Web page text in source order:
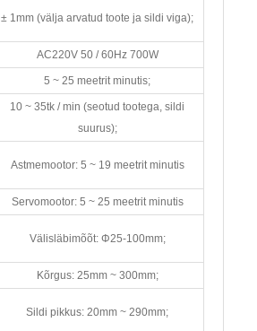
± 1mm (välja arvatud toote ja sildi viga);
AC220V 50 / 60Hz 700W
5 ~ 25 meetrit minutis;
10 ~ 35tk / min (seotud tootega, sildi
suurus);
Astmemootor: 5 ~ 19 meetrit minutis
Servomootor: 5 ~ 25 meetrit minutis
Välisläbimõõt: Φ25-100mm;
Kõrgus: 25mm ~ 300mm;
Sildi pikkus: 20mm ~ 290mm;